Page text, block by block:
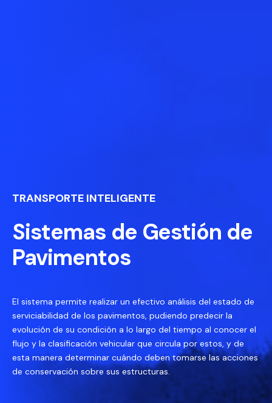
TRANSPORTE INTELIGENTE
Sistemas de Gestión de
Pavimentos
El sistema permite realizar un efectivo análisis del estado de
serviciabilidad de los pavimentos, pudiendo predecir la
evolución de su condición a lo largo del tiempo al conocer el
flujo y la clasificación vehicular que circula por estos, y de
esta manera determinar cuándo deben tomarse las acciones
de conservación sobre sus estructuras.